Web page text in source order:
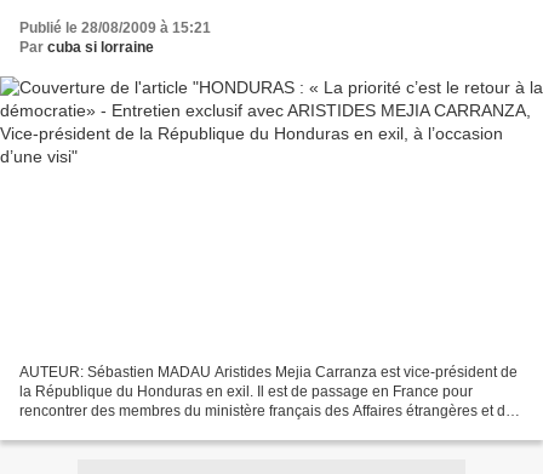
de la République du Honduras en exil, à
l’occasion d’une visi
Publié le 28/08/2009 à 15:21
Par cuba si lorraine
AUTEUR: Sébastien MADAU Aristides Mejia Carranza est vice-président de
la République du Honduras en exil. Il est de passage en France pour
rencontrer des membres du ministère français des Affaires étrangères et des